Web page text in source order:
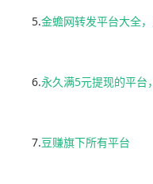
5.金蟾网转发平台大全
6.永久满5元提现的平台
7.豆赚旗下所有平台